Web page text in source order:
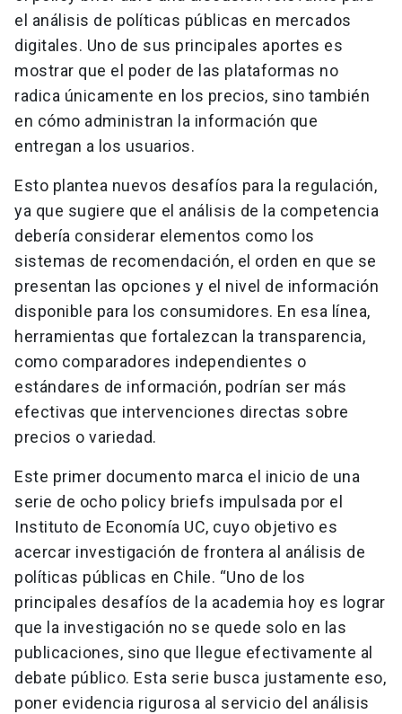
el análisis de políticas públicas en mercados
digitales. Uno de sus principales aportes es
mostrar que el poder de las plataformas no
radica únicamente en los precios, sino también
en cómo administran la información que
entregan a los usuarios.
Esto plantea nuevos desafíos para la regulación,
ya que sugiere que el análisis de la competencia
debería considerar elementos como los
sistemas de recomendación, el orden en que se
presentan las opciones y el nivel de información
disponible para los consumidores. En esa línea,
herramientas que fortalezcan la transparencia,
como comparadores independientes o
estándares de información, podrían ser más
efectivas que intervenciones directas sobre
precios o variedad.
Este primer documento marca el inicio de una
serie de ocho policy briefs impulsada por el
Instituto de Economía UC, cuyo objetivo es
acercar investigación de frontera al análisis de
políticas públicas en Chile. “Uno de los
principales desafíos de la academia hoy es lograr
que la investigación no se quede solo en las
publicaciones, sino que llegue efectivamente al
debate público. Esta serie busca justamente eso,
poner evidencia rigurosa al servicio del análisis